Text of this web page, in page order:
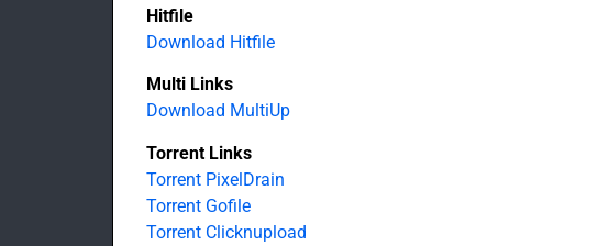
Hitfile
Download Hitfile
Multi Links
Download MultiUp
Torrent Links
Torrent PixelDrain
Torrent Gofile
Torrent Clicknupload